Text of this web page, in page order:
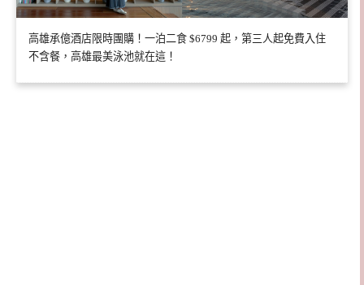
高雄承億酒店限時團購！一泊二食 $6799 起，第三人起免費入住
不含餐，高雄最美泳池就在這！